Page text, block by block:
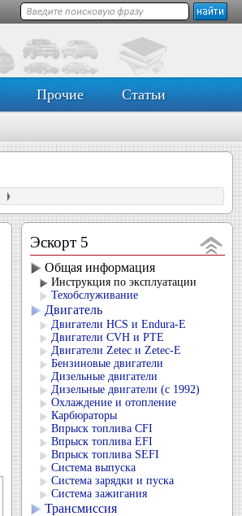
Прочие Статьи
Эскорт 5
Общая информация
Инструкция по эксплуатации
Техобслуживание
Двигатель
Двигатели HCS и Endura-E
Двигатели CVH и РТЕ
Двигатели Zetec и Zetec-E
Бензиновые двигатели
Дизельные двигатели
Дизельные двигатели (с 1992)
Охлаждение и отопление
Карбюраторы
Впрыск топлива CFI
Впрыск топлива EFI
Впрыск топлива SEFI
Система выпуска
Система зарядки и пуска
Система зажигания
Трансмиссия